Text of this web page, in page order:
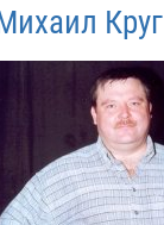
Круг